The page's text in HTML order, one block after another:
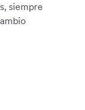
siempre